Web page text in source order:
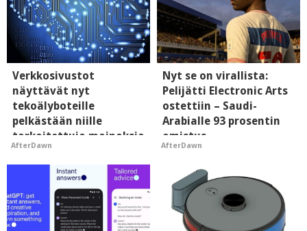
Verkkosivustot
näyttävät nyt
tekoälyboteille
pelkästään niille
tarkoitettuja mainoksia
- vaikuttaa tekoälyn
mielikuvaan brändistä
AfterDawn
Nyt se on virallista:
Pelijätti Electronic Arts
ostettiin – Saudi-
Arabialle 93 prosentin
omistus
AfterDawn